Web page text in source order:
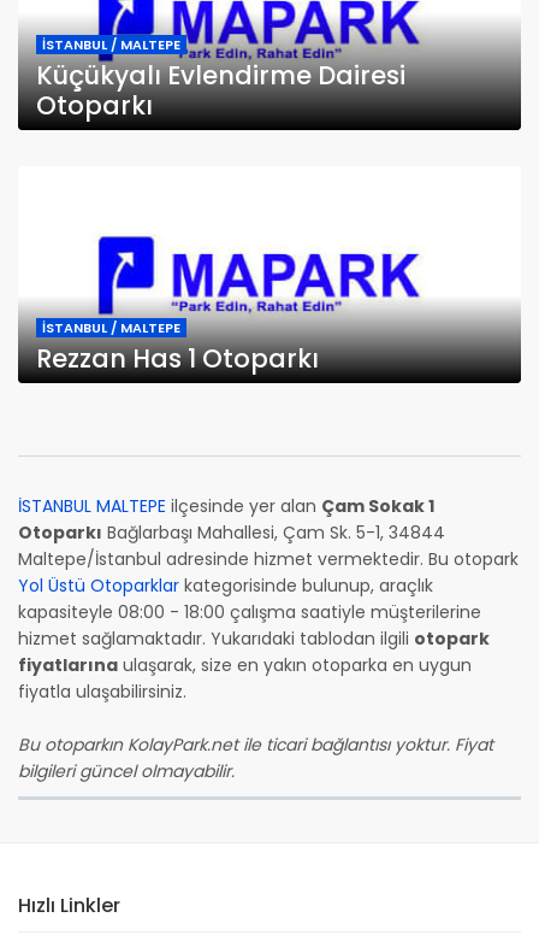
İSTANBUL / MALTEPE
Küçükyalı Evlendirme Dairesi
Otoparkı
İSTANBUL / MALTEPE
Rezzan Has 1 Otoparkı
İSTANBUL MALTEPE ilçesinde yer alan Çam Sokak 1
Otoparkı Bağlarbaşı Mahallesi, Çam Sk. 5-1, 34844
Maltepe/İstanbul adresinde hizmet vermektedir. Bu otopark
Yol Üstü Otoparklar kategorisinde bulunup, araçlık
kapasiteyle 08:00 - 18:00 çalışma saatiyle müşterilerine
hizmet sağlamaktadır. Yukarıdaki tablodan ilgili otopark
fiyatlarına ulaşarak, size en yakın otoparka en uygun
fiyatla ulaşabilirsiniz.
Bu otoparkın KolayPark.net ile ticari bağlantısı yoktur. Fiyat
bilgileri güncel olmayabilir.
Hızlı Linkler